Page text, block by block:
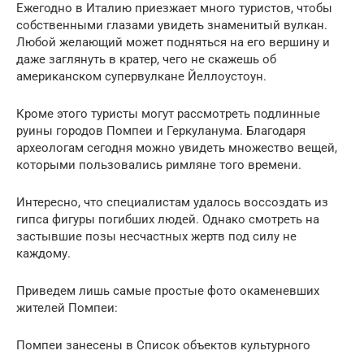
Ежегодно в Италию приезжает много туристов, чтобы
собственными глазами увидеть знаменитый вулкан.
Любой желающий может подняться на его вершину и
даже заглянуть в кратер, чего не скажешь об
американском супервулкане Йеллоустоун.
Кроме этого туристы могут рассмотреть подлинные
руины городов Помпеи и Геркуланума. Благодаря
археологам сегодня можно увидеть множество вещей,
которыми пользовались римляне того времени.
Интересно, что специалистам удалось воссоздать из
гипса фигуры погибших людей. Однако смотреть на
застывшие позы несчастных жертв под силу не
каждому.
Приведем лишь самые простые фото окаменевших
жителей Помпеи:
Помпеи занесены в Список объектов культурного